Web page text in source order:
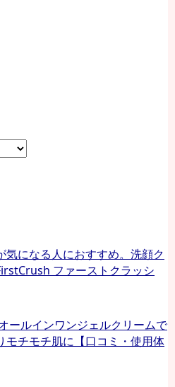
気になる人におすすめ。洗顔ク
ファーストクラッシ
ールインワンジェルクリームで
モチモチ肌に【口コミ・使用体